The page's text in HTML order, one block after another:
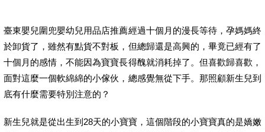
臺東嬰兒圍兜嬰幼兒用品店推薦經過十個月的漫長等待，孕媽媽終
於卸貨了，雖然有點貨不對板，但總歸還是高興的，畢竟已經有了
十個月的感情，不能因為寶寶長得醜就消耗掉了。但喜歡歸喜歡，
面對這麼一個軟綿綿的小傢伙，總感覺無從下手。那照顧新生兒到
底有什麼需要特別注意的？
新生兒就是從出生到28天的小寶寶，這個階段的小寶寶真的是嬌嫩